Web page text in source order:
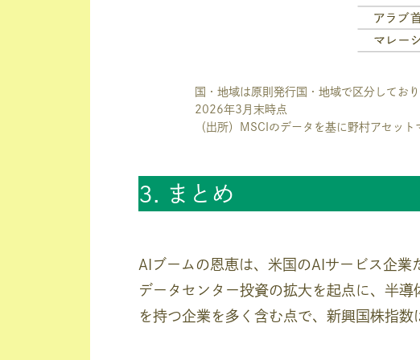
国・地域は原則発行国・地域で区分しており
2026年3月末時点
（出所）MSCIのデータを基に野村アセッ
3. まとめ
AIブームの恩恵は、米国のAIサービス企業
データセンター投資の拡大を起点に、半
を持つ企業を多く含む点で、新興国株指